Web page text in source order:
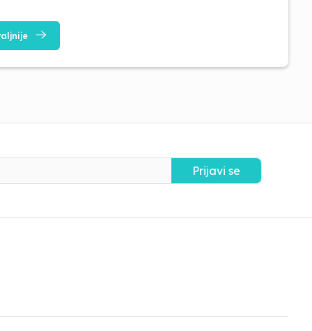
Prijavi se